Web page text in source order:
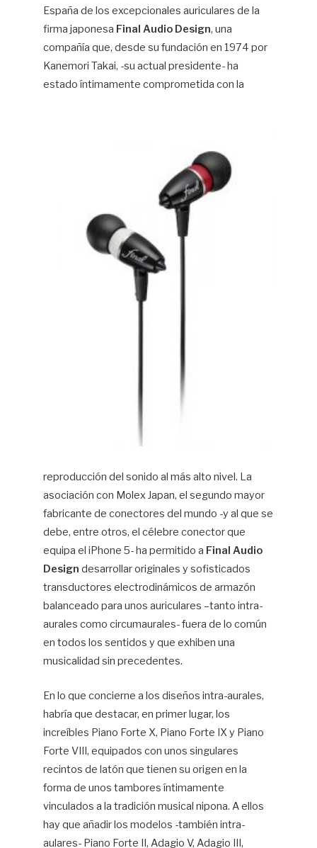
España de los excepcionales auriculares de la
firma japonesa Final Audio Design, una
compañía que, desde su fundación en 1974 por
Kanemori Takai, -su actual presidente- ha
estado íntimamente comprometida con la
reproducción del sonido al más alto nivel. La
asociación con Molex Japan, el segundo mayor
fabricante de conectores del mundo -y al que se
debe, entre otros, el célebre conector que
equipa el iPhone 5- ha permitido a Final Audio
Design desarrollar originales y sofisticados
transductores electrodinámicos de armazón
balanceado para unos auriculares –tanto intra-
aurales como circumaurales- fuera de lo común
en todos los sentidos y que exhiben una
musicalidad sin precedentes.
En lo que concierne a los diseños intra-aurales,
habría que destacar, en primer lugar, los
increíbles Piano Forte X, Piano Forte IX y Piano
Forte VIII, equipados con unos singulares
recintos de latón que tienen su origen en la
forma de unos tambores íntimamente
vinculados a la tradición musical nipona. A ellos
hay que añadir los modelos -también intra-
aulares- Piano Forte II, Adagio V, Adagio III,